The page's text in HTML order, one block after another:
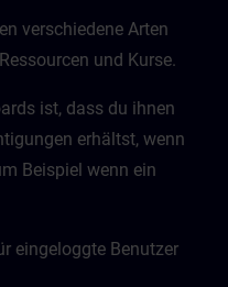
verschiedene Arten
und Kurse.
ist, dass du ihnen
erhältst, wenn
Beispiel wenn ein
eingeloggte Benutzer